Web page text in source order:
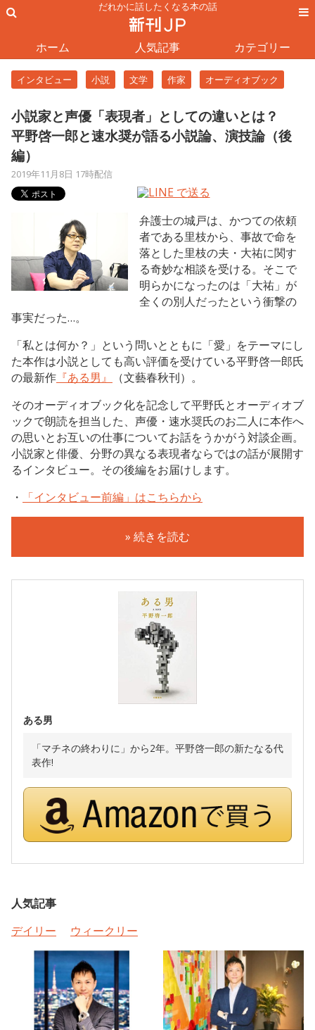
だれかに話したくなる本の話
ホーム 人気記事 カテゴリー
インタビュー 小説 文学 作家 オーディオブック
小説家と声優「表現者」としての違いとは？
平野啓一郎と速水奨が語る小説論、演技論（後
編）
2019年11月8日 17時配信
弁護士の城戸は、かつての依頼
者である里枝から、事故で命を
落とした里枝の夫・大祐に関す
る奇妙な相談を受ける。そこで
明らかになったのは「大祐」が
全くの別人だったという衝撃の
事実だった…。
「私とは何か？」という問いとともに「愛」をテーマにし
た本作は小説としても高い評価を受けている平野啓一郎氏
の最新作 『ある男』
（文藝春秋刊）。
そのオーディオブック化を記念して平野氏とオーディオブ
ックで朗読を担当した、声優・速水奨氏のお二人に本作へ
の思いとお互いの仕事についてお話をうかがう対談企画。
小説家と俳優、分野の異なる表現者ならではの話が展開す
るインタビュー。その後編をお届けします。
・
「インタビュー前編」はこちらから
» 続きを読む
ある男
「マチネの終わりに」から2年。平野啓一郎の新たなる代
表作!
人気記事
デイリー
ウィークリー